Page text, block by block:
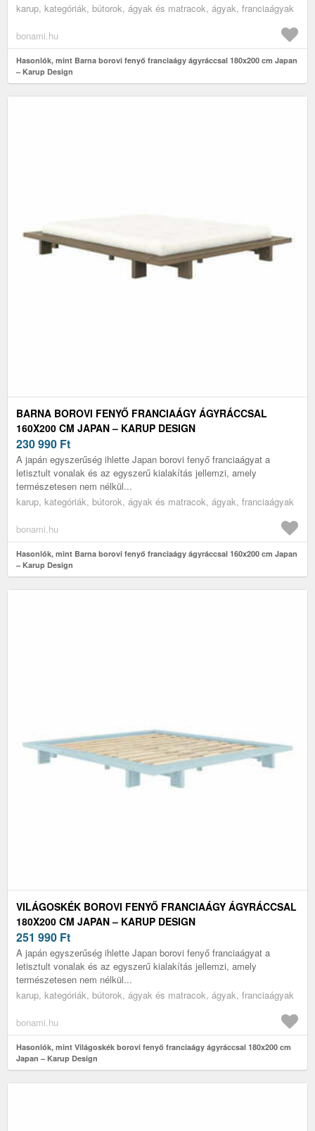
karup, kategóriák, bútorok, ágyak és matracok, ágyak, franciaágyak
bonami.hu
Hasonlók, mint Barna borovi fenyő franciaágy ágyráccsal 180x200 cm Japan
– Karup Design
BARNA BOROVI FENYŐ FRANCIAÁGY ÁGYRÁCCSAL
160X200 CM JAPAN – KARUP DESIGN
230 990 Ft
A japán egyszerűség ihlette Japan borovi fenyő franciaágyat a
letisztult vonalak és az egyszerű kialakítás jellemzi, amely
természetesen nem nélkül...
karup, kategóriák, bútorok, ágyak és matracok, ágyak, franciaágyak
bonami.hu
Hasonlók, mint Barna borovi fenyő franciaágy ágyráccsal 160x200 cm Japan
– Karup Design
VILÁGOSKÉK BOROVI FENYŐ FRANCIAÁGY ÁGYRÁCCSAL
180X200 CM JAPAN – KARUP DESIGN
251 990 Ft
A japán egyszerűség ihlette Japan borovi fenyő franciaágyat a
letisztult vonalak és az egyszerű kialakítás jellemzi, amely
természetesen nem nélkül...
karup, kategóriák, bútorok, ágyak és matracok, ágyak, franciaágyak
bonami.hu
Hasonlók, mint Világoskék borovi fenyő franciaágy ágyráccsal 180x200 cm
Japan – Karup Design